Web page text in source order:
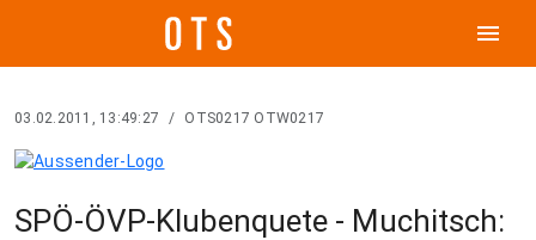
menu
03.02.2011, 13:49:27 / OTS0217 OTW0217
SPÖ-ÖVP-Klubenquete - Muchitsch: